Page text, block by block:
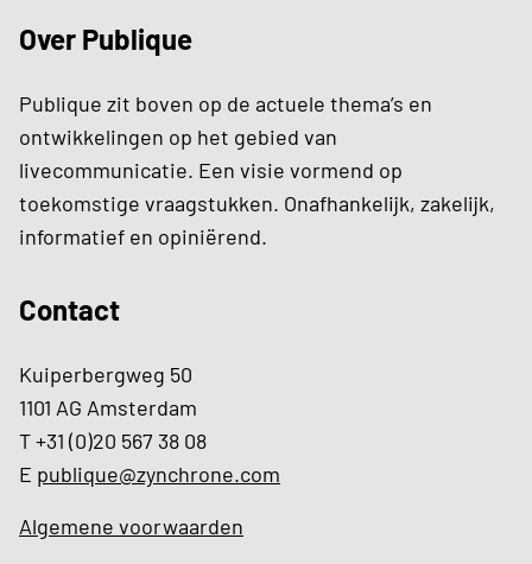
Over Publique
Publique zit boven op de actuele thema’s en
ontwikkelingen op het gebied van
livecommunicatie. Een visie vormend op
toekomstige vraagstukken. Onafhankelijk, zakelijk,
informatief en opiniërend.
Contact
Kuiperbergweg 50
1101 AG Amsterdam
T +31 (0)20 567 38 08
E publique@zynchrone.com
Algemene voorwaarden